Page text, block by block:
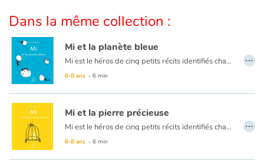
À l'école
Fêtes et évènements
Amour et amitié
Sujets de société
Émotions et sentiments
Dans la même collection :
Mi et la planète bleue
Mi est le héros de cinq petits récits identifiés chacun par une couleur (bleu, vert, rouge, jaune, et rose) et émaillés de situations pleines de poésie. Des histoires courtes pour les tout-petits, animées de dessins en noir et blanc au trait original, qui nous plongent dans un univers onirique et singulier.
6-8 ans - 6 min
…
Mi et la pierre précieuse
Mi est le héros de cinq petits récits identifiés chacun par une couleur (bleu, vert, rouge, jaune, et rose) et émaillés de situations pleines de poésie. Des histoires courtes pour les tout-petits, animées de dessins en noir et blanc au trait original, qui nous plongent dans un univers onirique et singulier.
6-8 ans - 6 min
…